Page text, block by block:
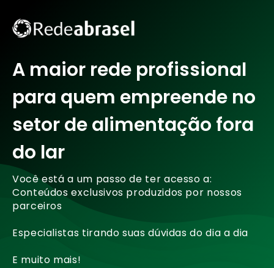
A maior rede profissional
para quem empreende no
setor de alimentação fora
do lar
Você está a um passo de ter acesso a:
Conteúdos exclusivos produzidos por nossos
parceiros
Especialistas tirando suas dúvidas do dia a dia
E muito mais!